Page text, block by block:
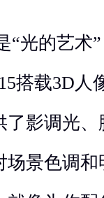
“光的艺术
搭载3D
了影调光
场景色调